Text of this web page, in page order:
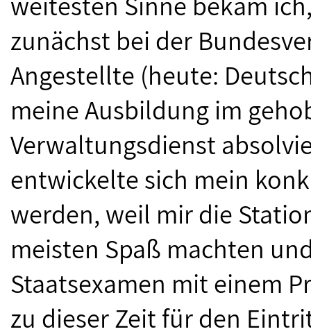
zunächst bei der
Angestellte (heute:
meine Ausbildung im
Verwaltungsdienst
entwickelte sich mein
werden, weil mir die
meisten Spaß machten
Staatsexamen mit einem
zu dieser Zeit für den